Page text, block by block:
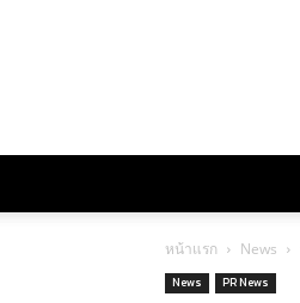
หน้าแรก News
News PR News